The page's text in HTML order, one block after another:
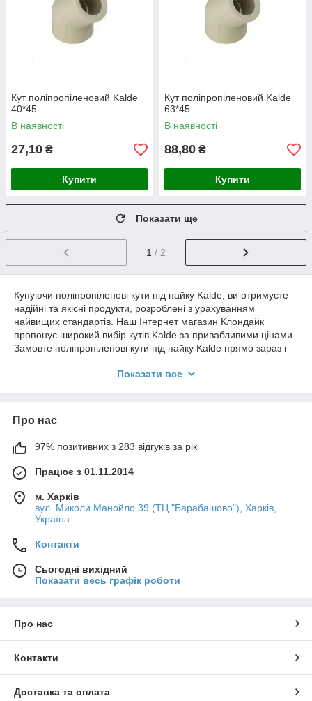
Кут поліпропіленовий Kalde
40*45
В наявності
27,10 ₴
Купити
Кут поліпропіленовий Kalde
63*45
В наявності
88,80 ₴
Купити
Показати ще
1 / 2
Купуючи поліпропіленові кути під пайку Kalde, ви отримуєте
надійні та якісні продукти, розроблені з урахуванням
найвищих стандартів. Наш Інтернет магазин Клондайк
пропонує широкий вибір кутів Kalde за привабливими цінами.
Замовте поліпропіленові кути під пайку Kalde прямо зараз і
вашого будинку або офісу.
Зробіть ваш проект міцним та надійним за допомогою Kalde
Показати все
Про нас
97% позитивних з 283 відгуків за рік
Працює з 01.11.2014
м. Харків
вул. Миколи Манойло 39 (ТЦ "Барабашово"), Харків,
Україна
Контакти
Сьогодні вихідний
Показати весь графік роботи
Про нас
Контакти
Доставка та оплата